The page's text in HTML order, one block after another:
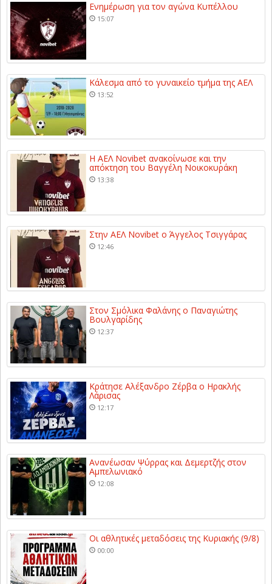
Ενημέρωση για τον αγώνα Κυπέλλου
15:07
Κάλεσμα από το γυναικείο τμήμα της ΑΕΛ
13:52
Η ΑΕΛ Novibet ανακοίνωσε και την
απόκτηση του Βαγγέλη Νοικοκυράκη
13:38
Στην ΑΕΛ Novibet ο Άγγελος Τσιγγάρας
12:46
Στον Σμόλικα Φαλάνης ο Παναγιώτης
Βουλγαρίδης
12:37
Κράτησε Αλέξανδρο Ζέρβα ο Ηρακλής
Λάρισας
12:17
Ανανέωσαν Ψύρρας και Δεμερτζής στον
Αμπελωνιακό
12:08
Οι αθλητικές μεταδόσεις της Κυριακής (9/8)
00:00